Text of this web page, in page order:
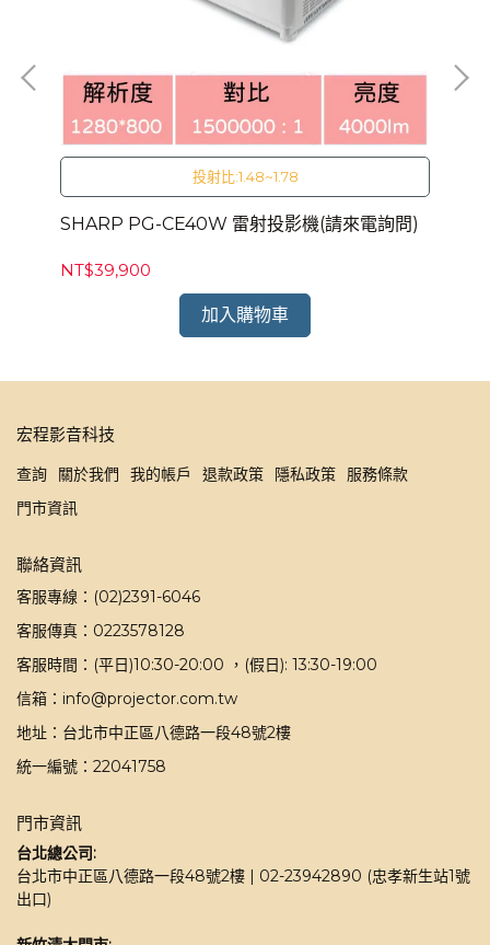
投射比:1.48~1.78
SHARP PG-CE40W 雷射投影機(請來電詢問)
NT$39,900
加入購物車
宏程影音科技
查詢 關於我們 我的帳戶 退款政策 隱私政策
服務條款
門市資訊
聯絡資訊
客服專線：(02)2391-6046
客服傳真：0223578128
客服時間：(平日)10:30-20:00 ，(假日): 13:30-19:00
信箱：info@projector.com.tw
地址：台北市中正區八德路一段48號2樓
統一編號：22041758
門市資訊
台北總公司:
台北市中正區八德路一段48號2樓 | 02-23942890 (忠孝新生站1號
出口)